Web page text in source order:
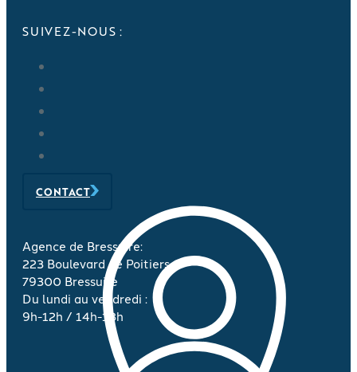
SUIVEZ-NOUS :
CONTACT
Agence de Bressuire:
223 Boulevard de Poitiers
79300 Bressuire
Du lundi au vendredi :
9h-12h / 14h-18h